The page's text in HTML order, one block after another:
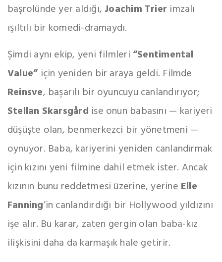
başrolünde yer aldığı, Joachim Trier imzalı
ışıltılı bir komedi-dramaydı.
Şimdi aynı ekip, yeni filmleri“Sentimental
Value”için yeniden bir araya geldi. Filmde
Reinsve, başarılı bir oyuncuyu canlandırıyor;
Stellan Skarsgård ise onun babasını — kariyeri
düşüşte olan, benmerkezci bir yönetmeni —
oynuyor. Baba, kariyerini yeniden canlandırmak
için kızını yeni filmine dahil etmek ister. Ancak
kızının bunu reddetmesi üzerine, yerine Elle
Fanning’in canlandırdığı bir Hollywood yıldızını
işe alır. Bu karar, zaten gergin olan baba-kız
ilişkisini daha da karmaşık hale getirir.